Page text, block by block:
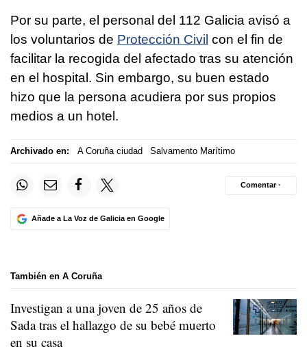
Por su parte, el personal del 112 Galicia avisó a
los voluntarios de Protección Civil con el fin de
facilitar la recogida del afectado tras su atención
en el hospital. Sin embargo, su buen estado
hizo que la persona acudiera por sus propios
medios a un hotel.
Archivado en: A Coruña ciudad Salvamento Marítimo
Añade a La Voz de Galicia en Google
Comentar ·
También en A Coruña
Investigan a una joven de 25 años de
Sada tras el hallazgo de su bebé muerto
en su casa